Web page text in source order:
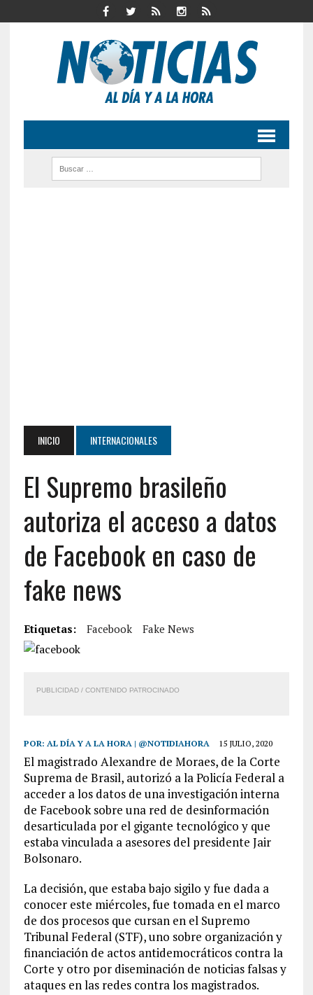
INICIO INTERNACIONALES
El Supremo brasileño
autoriza el acceso a datos
de Facebook en caso de
fake news
Etiquetas: Facebook Fake News
PUBLICIDAD / CONTENIDO PATROCINADO
POR: AL DÍA Y A LA HORA | @NOTIDIAHORA 15 JULIO, 2020
El magistrado Alexandre de Moraes, de la Corte
Suprema de Brasil, autorizó a la Policía Federal a
acceder a los datos de una investigación interna
de Facebook sobre una red de desinformación
desarticulada por el gigante tecnológico y que
estaba vinculada a asesores del presidente Jair
Bolsonaro.
La decisión, que estaba bajo sigilo y fue dada a
conocer este miércoles, fue tomada en el marco
de dos procesos que cursan en el Supremo
Tribunal Federal (STF), uno sobre organización y
financiación de actos antidemocráticos contra la
Corte y otro por diseminación de noticias falsas y
ataques en las redes contra los magistrados.